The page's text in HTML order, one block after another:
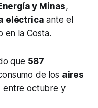
y Minas,
eléctrica ante el
en la Costa.
que 587
de los aires
entre octubre y